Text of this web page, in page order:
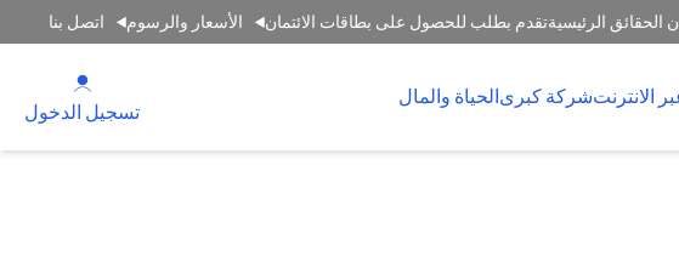
الحقائق الرئيسيةتقدم بطلب للحصول على بطاقات الائتمان الأسعار والرسوم اتصل بنا
الانترنتشركة كبرىالحياة والمال
تسجيل الدخول